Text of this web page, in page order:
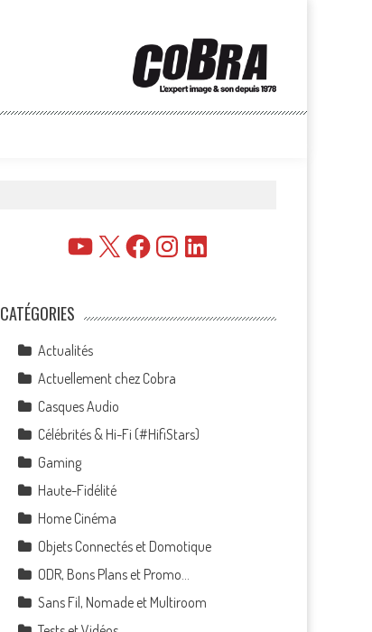
YouTube
X FacebookInstagramLinkedIn
CATÉGORIES
Actualités
Actuellement chez Cobra
Casques Audio
Célébrités & Hi-Fi (#HifiStars)
Gaming
Haute-Fidélité
Home Cinéma
Objets Connectés et Domotique
ODR, Bons Plans et Promo…
Sans Fil, Nomade et Multiroom